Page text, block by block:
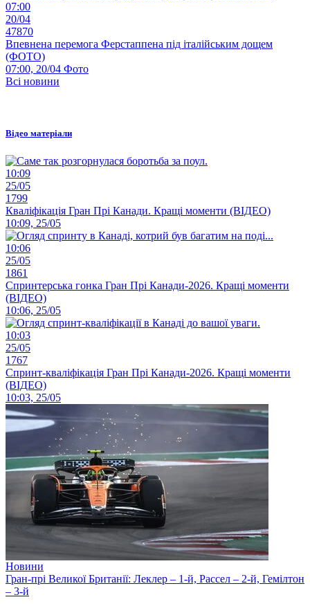
07:00
20/04
47870
Впевнена перемога Ферстаппена під італійським дощем
(ФОТО)
07:00, 20/04 Фото
Всі новини
Відео матеріали
10:09
25/05
1799
Кваліфікація Гран Прі Канади. Кращі моменти (ВІДЕО)
10:09, 25/05
10:06
25/05
1861
Спринтерська гонка Гран Прі Канади-2026. Кращі моменти
(ВІДЕО)
10:06, 25/05
10:03
25/05
1767
Спринт-кваліфікація Гран Прі Канади-2026. Кращі моменти
(ВІДЕО)
10:03, 25/05
Новини
Гран-прі Великої Британії: Леклер – 1-й, Рассел – 2-й, Гемілтон
– 3-й